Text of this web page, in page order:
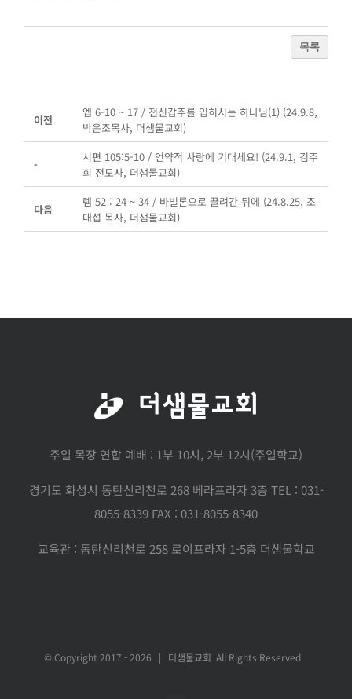
목록
이전
엡 6-10 ~ 17 / 전신갑주를 입히시는 하나님(1) (24.9.8,
박은조목사, 더샘물교회)
-
시편 105:5-10 / 언약적 사랑에 기대세요! (24.9.1, 김주
희 전도사, 더샘물교회)
다음
렘 52 : 24 ~ 34 / 바빌론으로 끌려간 뒤에 (24.8.25, 조
대섭 목사, 더샘물교회)
주일 목장 연합 예배 : 1부 10시, 2부 12시(주일학교)
경기도 화성시 동탄신리천로 268 베라프라자 3층 TEL : 031-
8055-8339 FAX : 031-8055-8340
교육관 : 동탄신리천로 258 로이프라자 1-5층 더샘물학교
© Copyright 2017 - 2026 | 더샘물교회 All Rights Reserved